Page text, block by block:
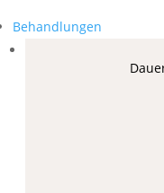
Behandlungen